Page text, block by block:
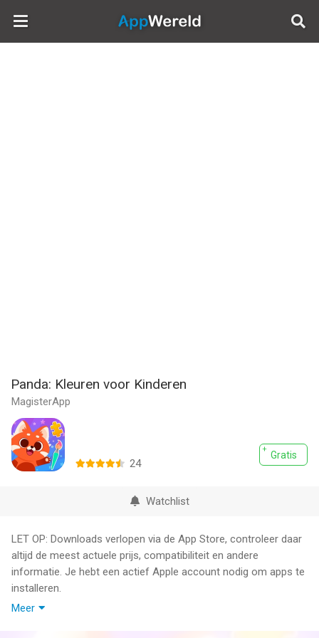
AppWereld
Panda: Kleuren voor Kinderen
MagisterApp
Gratis
24
Watchlist
LET OP: Downloads verlopen via de App Store, controleer daar
altijd de meest actuele prijs, compatibiliteit en andere
informatie. Je hebt een actief Apple account nodig om apps te
installeren.
Meer